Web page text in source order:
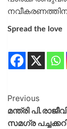
നവീകരണത്തിന്
Spread the love
Previous
മന്ത്രി
സമഗ്ര